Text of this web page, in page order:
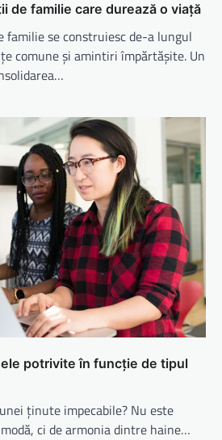
de familie care durează o viață
familie se construiesc de-a lungul
comune și amintiri împărtășite. Un
potrivite în funcție de tipul
ținute impecabile? Nu este
ci de armonia dintre haine…